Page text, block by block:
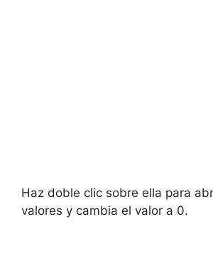
Haz doble clic sobre ella para
valores y cambia el valor a 0.